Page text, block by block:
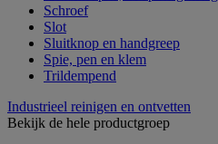
Schroef
Slot
Sluitknop en handgreep
Spie, pen en klem
Trildempend
Industrieel reinigen en ontvetten
Bekijk de hele productgroep